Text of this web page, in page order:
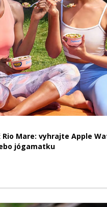
Mare: vyhrajte Apple
jógamatku